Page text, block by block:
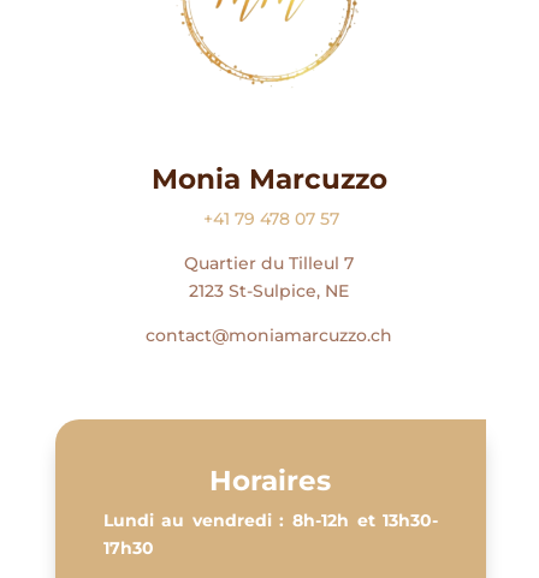
Monia Marcuzzo
+41 79 478 07 57
Quartier du Tilleul 7
2123 St-Sulpice, NE
contact@moniamarcuzzo.ch
Horaires
Lundi au vendredi : 8h-12h et 13h30-
17h30